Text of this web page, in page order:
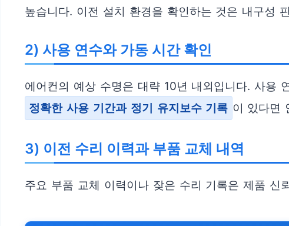
높습니다. 이전 설치 환경을 확인하는 것은 내구성
2) 사용 연수와 가동 시간 확인
에어컨의 예상 수명은 대략 10년 내외입니다. 사용
정확한 사용 기간과 정기 유지보수 기록 이 있다면
3) 이전 수리 이력과 부품 교체 내역
주요 부품 교체 이력이나 잦은 수리 기록은 제품 신